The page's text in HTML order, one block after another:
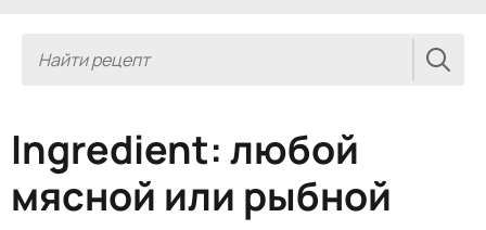
Ingredient: любой
мясной или рыбной